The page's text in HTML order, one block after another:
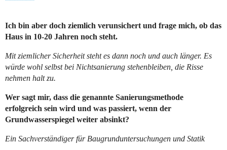
Ich bin aber doch ziemlich verunsichert und frage mich, ob das
Haus in 10-20 Jahren noch steht.
Mit ziemlicher Sicherheit steht es dann noch und auch länger. Es
würde wohl selbst bei Nichtsanierung stehenbleiben, die Risse
nehmen halt zu.
Wer sagt mir, dass die genannte Sanierungsmethode
erfolgreich sein wird und was passiert, wenn der
Grundwasserspiegel weiter absinkt?
Ein Sachverständiger für Baugrunduntersuchungen und Statik